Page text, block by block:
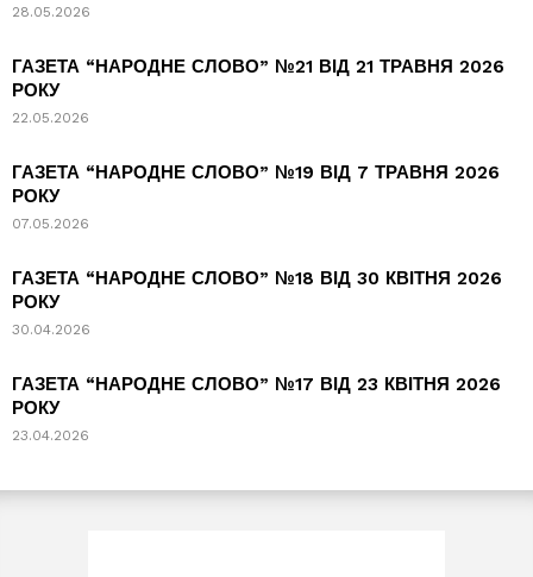
28.05.2026
ГАЗЕТА “НАРОДНЕ СЛОВО” №21 ВІД 21 ТРАВНЯ 2026
РОКУ
22.05.2026
ГАЗЕТА “НАРОДНЕ СЛОВО” №19 ВІД 7 ТРАВНЯ 2026
РОКУ
07.05.2026
ГАЗЕТА “НАРОДНЕ СЛОВО” №18 ВІД 30 КВІТНЯ 2026
РОКУ
30.04.2026
ГАЗЕТА “НАРОДНЕ СЛОВО” №17 ВІД 23 КВІТНЯ 2026
РОКУ
23.04.2026